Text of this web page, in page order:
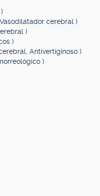
cerebral )
)
)
Antivertiginoso )
)